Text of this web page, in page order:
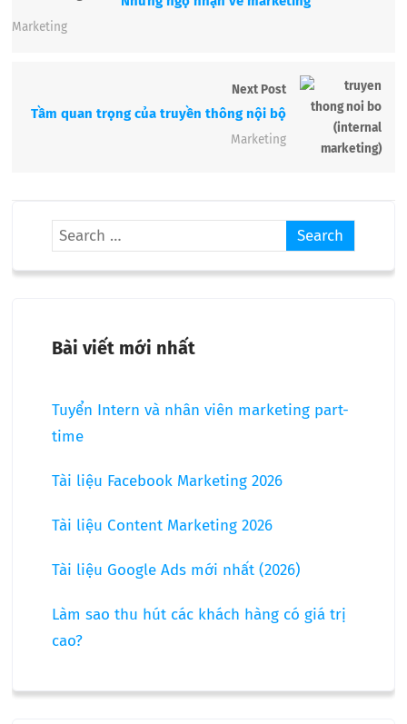
Marketing
Next Post
Tầm quan trọng của truyền thông nội bộ
Marketing
Bài viết mới nhất
Tuyển Intern và nhân viên marketing part-
time
Tài liệu Facebook Marketing 2026
Tài liệu Content Marketing 2026
Tài liệu Google Ads mới nhất (2026)
Làm sao thu hút các khách hàng có giá trị
cao?